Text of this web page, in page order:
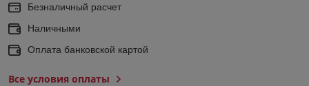
Безналичный расчет
Наличными
Оплата банковской картой
Все условия оплаты